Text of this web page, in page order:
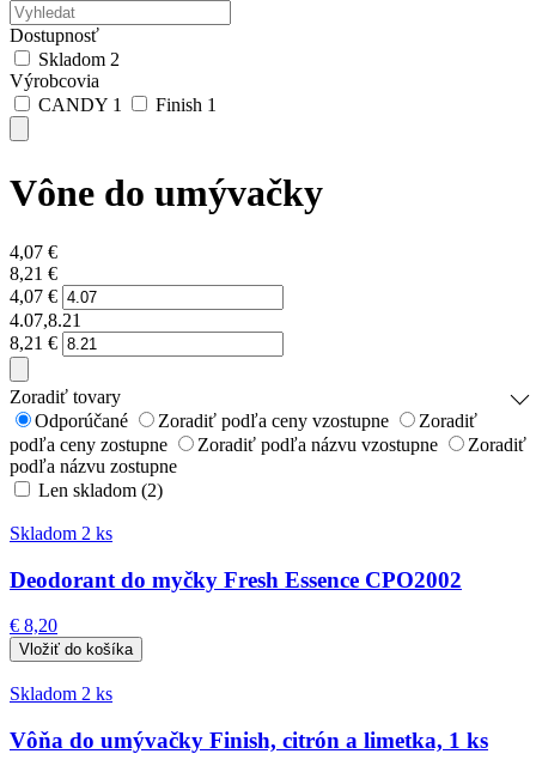
Dostupnosť
Skladom 2
Výrobcovia
CANDY 1 Finish 1
Vône do umývačky
4,07 €
8,21 €
4,07 €
4.07,8.21
8,21 €
Zoradiť tovary
Odporúčané
Zoradiť podľa ceny vzostupne
Zoradiť
podľa ceny zostupne
Zoradiť podľa názvu vzostupne
Zoradiť
podľa názvu zostupne
Len skladom (2)
Skladom 2 ks
Deodorant do myčky Fresh Essence CPO2002
€ 8,20
Skladom 2 ks
Vôňa do umývačky Finish, citrón a limetka, 1 ks